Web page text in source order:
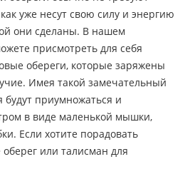
уже несут свою силу и энергию
они сделаны. В нашем
присмотреть для себя
обереги, которые заряжены
Имея такой замечательный
приумножаться и
в виде маленькой мышки,
Если хотите порадовать
или талисман для